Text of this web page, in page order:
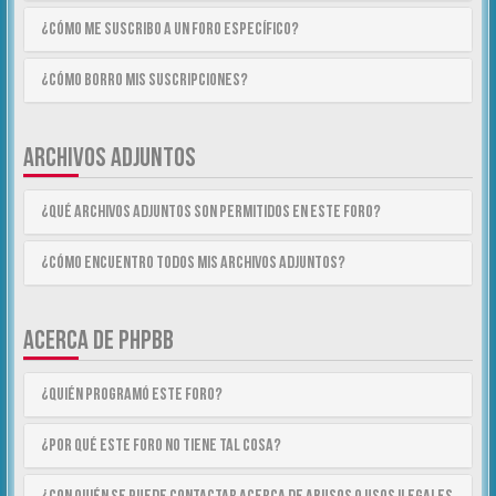
¿Cómo me suscribo a un foro específico?
¿Cómo borro mis suscripciones?
ARCHIVOS ADJUNTOS
¿Qué archivos adjuntos son permitidos en este foro?
¿Cómo encuentro todos mis archivos adjuntos?
ACERCA DE PHPBB
¿Quién programó este foro?
¿Por qué este foro no tiene tal cosa?